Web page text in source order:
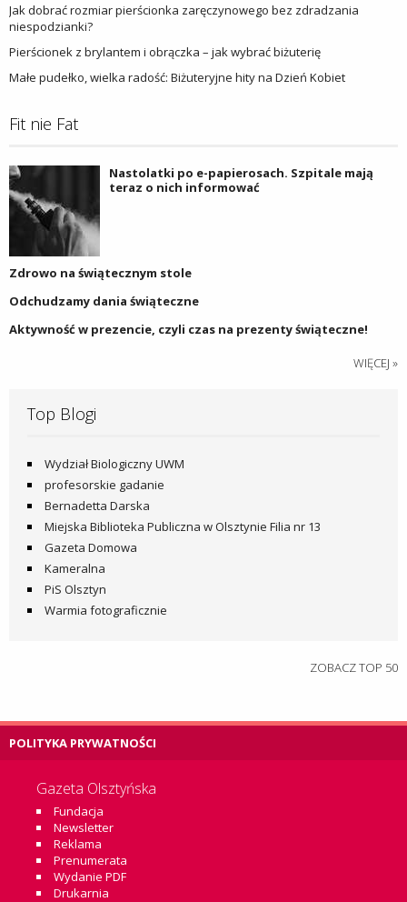
Jak dobrać rozmiar pierścionka zaręczynowego bez zdradzania
niespodzianki?
Pierścionek z brylantem i obrączka – jak wybrać biżuterię
Małe pudełko, wielka radość: Biżuteryjne hity na Dzień Kobiet
Fit nie Fat
Nastolatki po e-papierosach. Szpitale mają
teraz o nich informować
Zdrowo na świątecznym stole
Odchudzamy dania świąteczne
Aktywność w prezencie, czyli czas na prezenty świąteczne!
WIĘCEJ »
Top Blogi
Wydział Biologiczny UWM
profesorskie gadanie
Bernadetta Darska
Miejska Biblioteka Publiczna w Olsztynie Filia nr 13
Gazeta Domowa
Kameralna
PiS Olsztyn
Warmia fotograficznie
ZOBACZ TOP 50
POLITYKA PRYWATNOŚCI
Gazeta Olsztyńska
Fundacja
Newsletter
Reklama
Prenumerata
Wydanie PDF
Drukarnia